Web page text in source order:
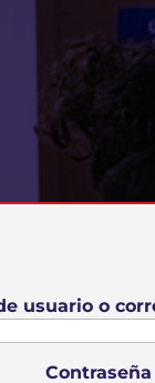
usuario o
Contraseña